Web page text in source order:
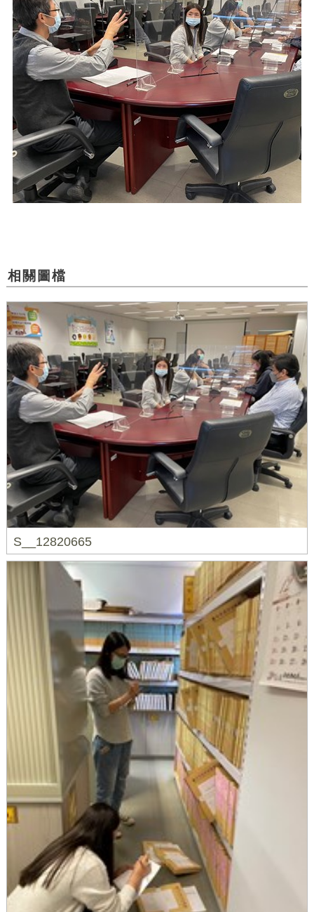
相關圖檔
S__12820665